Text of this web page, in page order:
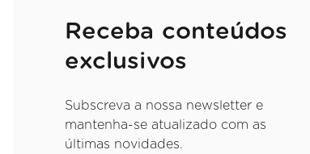
Receba conteúdos
exclusivos
Subscreva a nossa newsletter e
mantenha-se atualizado com as
últimas novidades.